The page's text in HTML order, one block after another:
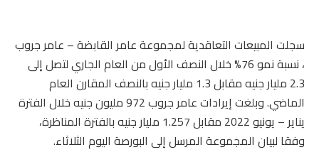
سجلت المبيعات التعاقدية لمجموعة عامر القابضة – عامر جروب
، نسبة نمو 76% خلال النصف الأول من العام الجاري لتصل إلى
2.3 مليار جنيه مقابل 1.3 مليار جنيه بالنصف المقارن العام
الماضي. وبلغت إيرادات عامر جروب 972 مليون جنيه خلال الفترة
يناير – يونيو 2022 مقابل 1.257 مليار جنيه بالفترة المناظرة،
وفقا لبيان المجموعة المرسل إلى البورصة اليوم الثلاثاء.